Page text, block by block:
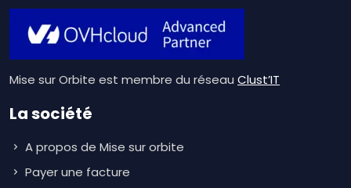
Mise sur Orbite est membre du réseau Clust’IT
La société
A propos de Mise sur orbite
Payer une facture